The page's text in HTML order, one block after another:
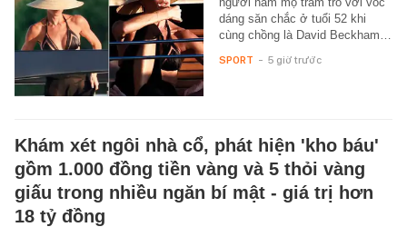
dáng săn chắc ở tuổi 52 khi
cùng chồng là David Beckham…
SPORT - 5 giờ trước
Khám xét ngôi nhà cổ, phát hiện 'kho báu'
gồm 1.000 đồng tiền vàng và 5 thỏi vàng
giấu trong nhiều ngăn bí mật - giá trị hơn
18 tỷ đồng